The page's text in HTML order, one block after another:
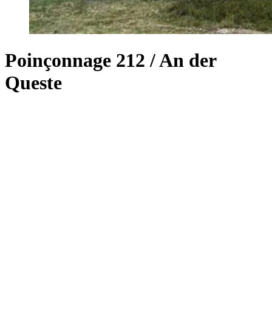
Poinçonnage 212 / An der
Queste